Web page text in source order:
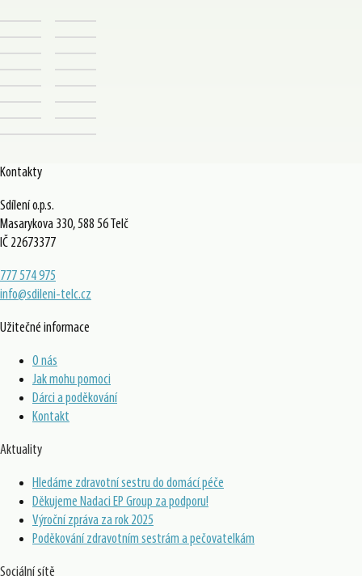
Kontakty
Sdílení o.p.s.
Masarykova 330, 588 56 Telč
IČ 22673377
777 574 975
info@sdileni-telc.cz
Užitečné informace
O nás
Jak mohu pomoci
Dárci a poděkování
Kontakt
Aktuality
Hledáme zdravotní sestru do domácí péče
Děkujeme Nadaci EP Group za podporu!
Výroční zpráva za rok 2025
Poděkování zdravotním sestrám a pečovatelkám
Sociální sítě